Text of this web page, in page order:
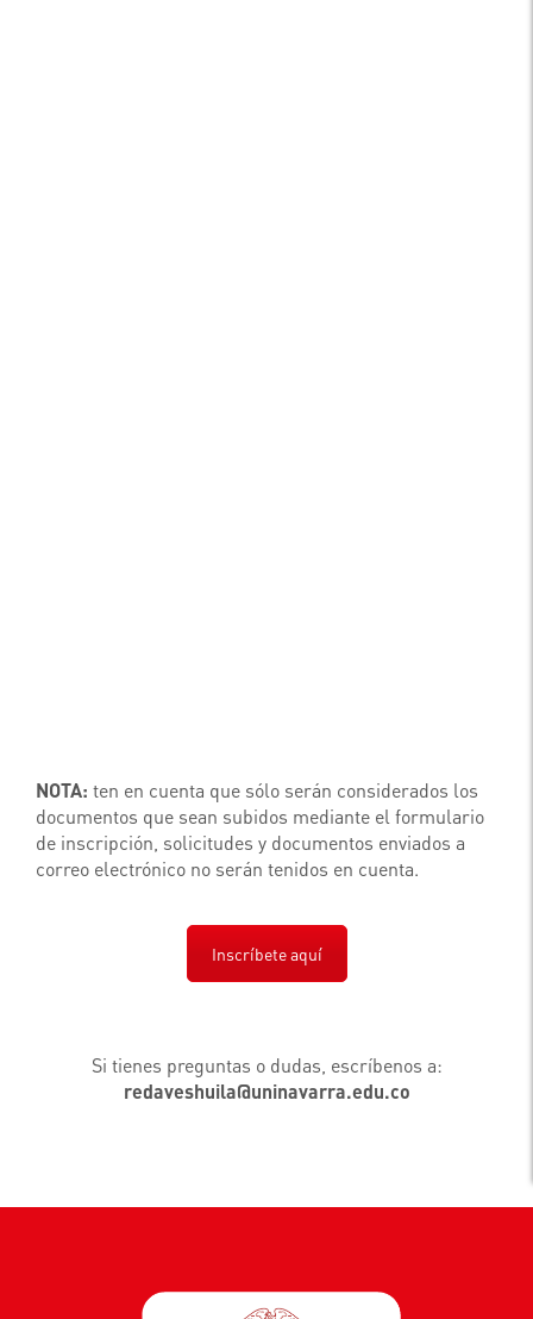
NOTA: ten en cuenta que sólo serán considerados los
documentos que sean subidos mediante el formulario
de inscripción, solicitudes y documentos enviados a
correo electrónico no serán tenidos en cuenta.
Inscríbete aquí
Si tienes preguntas o dudas, escríbenos a:
redaveshuila@uninavarra.edu.co